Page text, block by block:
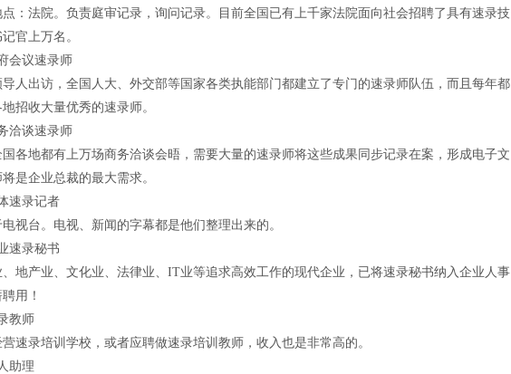
：法院。负责庭审记录，询问记录。目前全国已有上千家法院面向社会招聘了具有速录技
官上万名。
会议速录师
导人出访，全国人大、外交部等国家各类执能部门都建立了专门的速录师队伍，而且每年都
招收大量优秀的速录师。
洽谈速录师
各地都有上万场商务洽谈会晤，需要大量的速录师将这些成果同步记录在案，形成电子文
是企业总裁的最大需求。
速录记者
视台。电视、新闻的字幕都是他们整理出来的。
速录秘书
、地产业、文化业、法律业、IT业等追求高效工作的现代企业，已将速录秘书纳入企业人事
用！
教师
营速录培训学校，或者应聘做速录培训教师，收入也是非常高的。
助理